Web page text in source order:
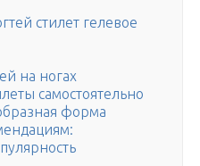
стилет гелевое
на ногах
самостоятельно
форма